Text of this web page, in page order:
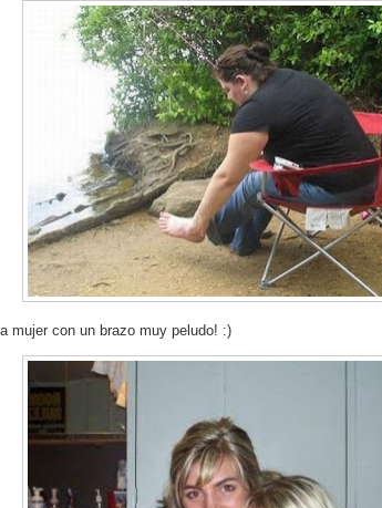
mujer con un brazo muy peludo! :)